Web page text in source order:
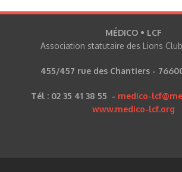
MÉDICO • LCF
Association statutaire des Lions
455/457 rue des Chantiers - 76600
Tél : 02 35 41 38 55 - medico-
www.medico-lcf.org